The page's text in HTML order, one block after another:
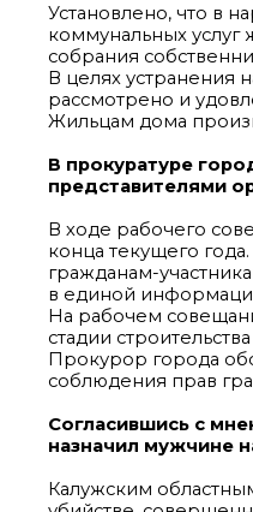
Установлено, что в
коммунальных
собрания
В целях устранения
рассмотрено и
Жильцам дома
В прокуратуре
представителями
В ходе рабочего
конца текущего
гражданам-
в единой
На рабочем
стадии
Прокурор города
соблюдения прав
Согласившись с
назначил мужчине
Калужским